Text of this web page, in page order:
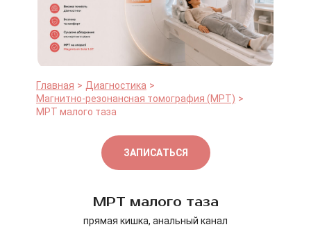
Главная
Диагностика
Магнитно-резонансная томография (МРТ)
МРТ малого таза
ЗАПИСАТЬСЯ
МРТ малого таза
прямая кишка, анальный канал